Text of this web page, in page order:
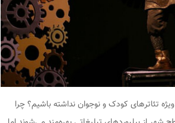
تئاترهای کودک و نوجوان نداشته باشیم؟ چرا